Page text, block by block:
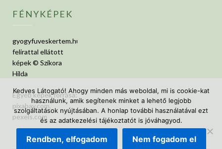
FÉNYKÉPEK
gyogyfuveskertem.hu
felirattal ellátott
képek © Szikora
Hilda
Egyéb képek forrása:
pixabay.com,
pexels.com
Kedves Látogató! Ahogy minden más weboldal, mi is cookie-kat
használunk, amik segítenek minket a lehető legjobb
szolgáltatások nyújtásában. A honlap további használatával ezt
és az adatkezelési tájékoztatót is jóváhagyod.
Rendben, elfogadom Nem fogadom el